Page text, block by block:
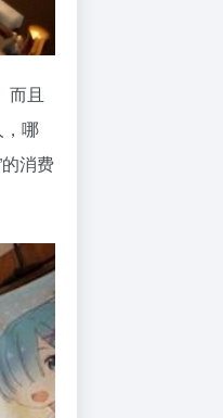
而且
哪
消费